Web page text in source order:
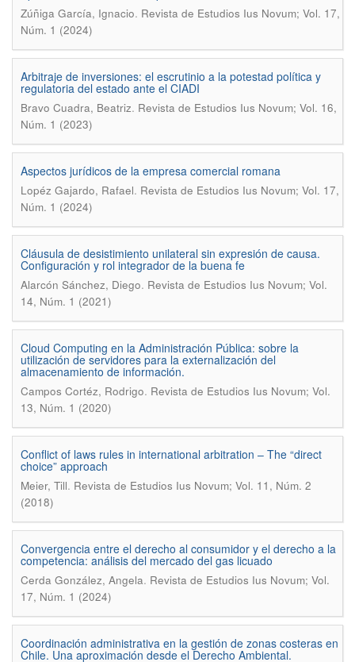
Zúñiga García, Ignacio. Revista de Estudios Ius Novum; Vol. 17,
Núm. 1 (2024)
Arbitraje de inversiones: el escrutinio a la potestad política y
regulatoria del estado ante el CIADI
Bravo Cuadra, Beatriz. Revista de Estudios Ius Novum; Vol. 16,
Núm. 1 (2023)
Aspectos jurídicos de la empresa comercial romana
Lopéz Gajardo, Rafael. Revista de Estudios Ius Novum; Vol. 17,
Núm. 1 (2024)
Cláusula de desistimiento unilateral sin expresión de causa.
Configuración y rol integrador de la buena fe
Alarcón Sánchez, Diego. Revista de Estudios Ius Novum; Vol.
14, Núm. 1 (2021)
Cloud Computing en la Administración Pública: sobre la
utilización de servidores para la externalización del
almacenamiento de información.
Campos Cortéz, Rodrigo. Revista de Estudios Ius Novum; Vol.
13, Núm. 1 (2020)
Conflict of laws rules in international arbitration – The “direct
choice” approach
Meier, Till. Revista de Estudios Ius Novum; Vol. 11, Núm. 2
(2018)
Convergencia entre el derecho al consumidor y el derecho a la
competencia: análisis del mercado del gas licuado
Cerda González, Angela. Revista de Estudios Ius Novum; Vol.
17, Núm. 1 (2024)
Coordinación administrativa en la gestión de zonas costeras en
Chile. Una aproximación desde el Derecho Ambiental.